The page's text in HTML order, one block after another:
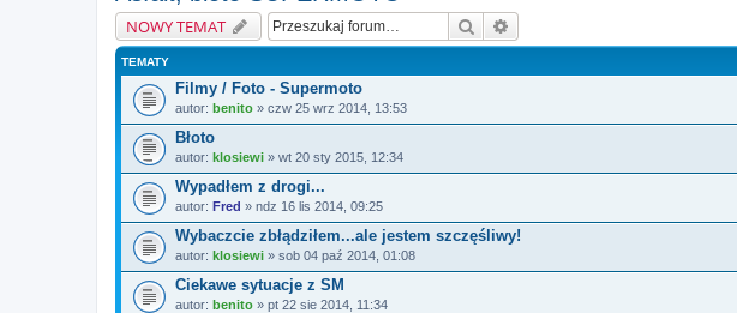
NOWY TEMAT Szukaj
TEMATY
Filmy / Foto - Supermoto
autor: benito » czw 25 wrz 2014, 13:53
Błoto
autor: klosiewi » wt 20 sty 2015, 12:34
Wypadłem z drogi...
autor: Fred » ndz 16 lis 2014, 09:25
Wybaczcie zbłądziłem...ale jestem szczęśliwy!
autor: klosiewi » sob 04 paź 2014, 01:08
Ciekawe sytuacje z SM
autor: benito » pt 22 sie 2014, 11:34